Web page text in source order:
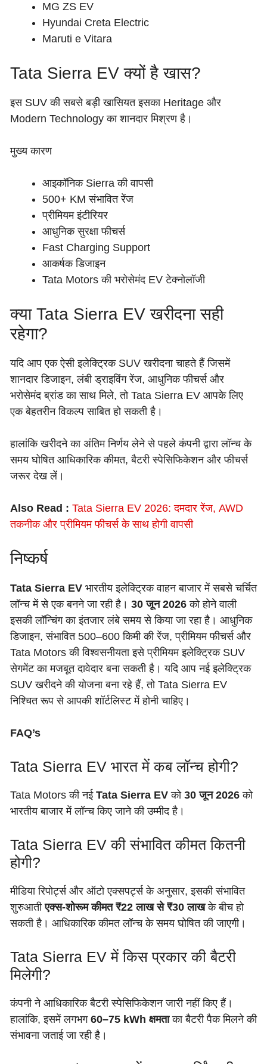
MG ZS EV
Hyundai Creta Electric
Maruti e Vitara
Tata Sierra EV क्यों है खास?
इस SUV की सबसे बड़ी खासियत इसका Heritage और
Modern Technology का शानदार मिश्रण है।
मुख्य कारण
आइकॉनिक Sierra की वापसी
500+ KM संभावित रेंज
प्रीमियम इंटीरियर
आधुनिक सुरक्षा फीचर्स
Fast Charging Support
आकर्षक डिजाइन
Tata Motors की भरोसेमंद EV टेक्नोलॉजी
क्या Tata Sierra EV खरीदना सही
रहेगा?
यदि आप एक ऐसी इलेक्ट्रिक SUV खरीदना चाहते हैं जिसमें
शानदार डिजाइन, लंबी ड्राइविंग रेंज, आधुनिक फीचर्स और
भरोसेमंद ब्रांड का साथ मिले, तो Tata Sierra EV आपके लिए
एक बेहतरीन विकल्प साबित हो सकती है।
हालांकि खरीदने का अंतिम निर्णय लेने से पहले कंपनी द्वारा लॉन्च के
समय घोषित आधिकारिक कीमत, बैटरी स्पेसिफिकेशन और फीचर्स
जरूर देख लें।
Also Read : Tata Sierra EV 2026: दमदार रेंज, AWD
तकनीक और प्रीमियम फीचर्स के साथ होगी वापसी
निष्कर्ष
Tata Sierra EV भारतीय इलेक्ट्रिक वाहन बाजार में सबसे चर्चित
लॉन्च में से एक बनने जा रही है। 30 जून 2026 को होने वाली
इसकी लॉन्चिंग का इंतजार लंबे समय से किया जा रहा है। आधुनिक
डिजाइन, संभावित 500–600 किमी की रेंज, प्रीमियम फीचर्स और
Tata Motors की विश्वसनीयता इसे प्रीमियम इलेक्ट्रिक SUV
सेगमेंट का मजबूत दावेदार बना सकती है। यदि आप नई इलेक्ट्रिक
SUV खरीदने की योजना बना रहे हैं, तो Tata Sierra EV
निश्चित रूप से आपकी शॉर्टलिस्ट में होनी चाहिए।
FAQ’s
Tata Sierra EV भारत में कब लॉन्च होगी?
Tata Motors की नई Tata Sierra EV को 30 जून 2026 को
भारतीय बाजार में लॉन्च किए जाने की उम्मीद है।
Tata Sierra EV की संभावित कीमत कितनी
होगी?
मीडिया रिपोर्ट्स और ऑटो एक्सपर्ट्स के अनुसार, इसकी संभावित
शुरुआतीएक्स-शोरूम कीमत ₹22 लाख से ₹30 लाखके बीच हो
सकती है। आधिकारिक कीमत लॉन्च के समय घोषित की जाएगी।
Tata Sierra EV में किस प्रकार की बैटरी
मिलेगी?
कंपनी ने आधिकारिक बैटरी स्पेसिफिकेशन जारी नहीं किए हैं।
हालांकि, इसमें लगभग 60–75 kWh क्षमताका बैटरी पैक मिलने की
संभावना जताई जा रही है।